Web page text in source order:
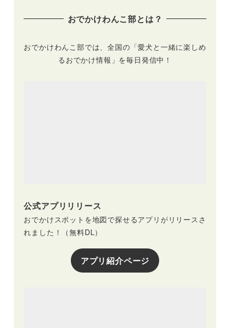
おでかけわんこ部とは？
おでかけわんこ部では、全国の「愛犬と一緒に楽しめ
るおでかけ情報」を毎日発信中！
公式アプリリリース
おでかけスポットを地図で探せるアプリがリリースさ
れました！（無料DL）
アプリ紹介ページ